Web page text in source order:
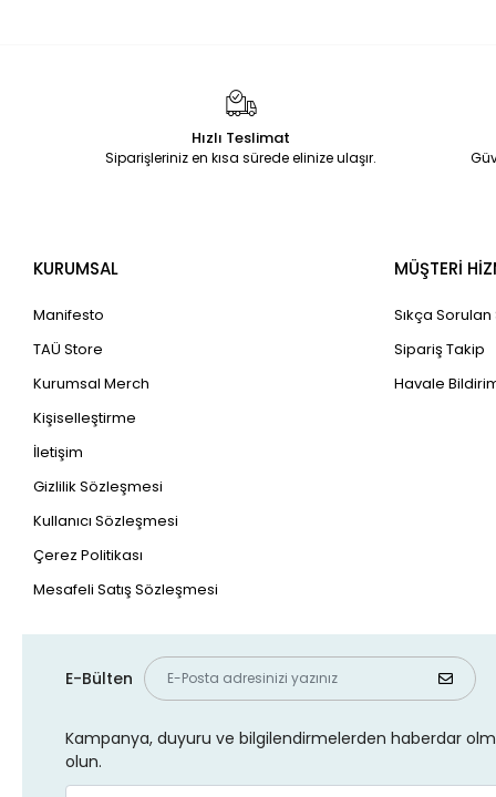
Hızlı Teslimat
Siparişleriniz en kısa sürede elinize ulaşır.
KURUMSAL
Manifesto
TAÜ Store
Kurumsal Merch
Kişiselleştirme
İletişim
Gizlilik Sözleşmesi
Kullanıcı Sözleşmesi
Çerez Politikası
Mesafeli Satış Sözleşmesi
MÜŞTERİ
Sıkça
Sipariş Takip
Havale
E-Bülten
Kampanya, duyuru ve bilgilendirmelerden haberdar
olun.